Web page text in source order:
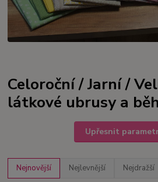
Celoroční / Jarní /
látkové ubrusy a
Upřesnit
Nejnovější Nejlevnější Nejdražší